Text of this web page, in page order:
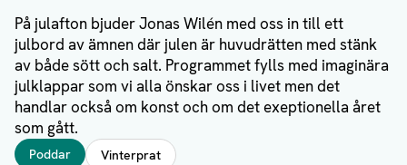
På julafton bjuder Jonas Wilén med oss in till ett
julbord av ämnen där julen är huvudrätten med stänk
av både sött och salt. Programmet fylls med imaginära
julklappar som vi alla önskar oss i livet men det
handlar också om konst och om det exeptionella året
som gått.
Taggar
Poddar Vinterprat